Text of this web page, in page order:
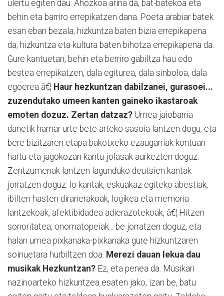
ulertu egiten dau. Ahozkoa arina da, bat-batekoa eta
behin eta barriro errepikatzen dana. Poeta arabiar batek
esan eban bezala, hizkuntza baten bizia errepikapena
da; hizkuntza eta kultura baten bihotza errepikapena da.
Gure kantuetan, behin eta berriro gabiltza hau edo
bestea errepikatzen, dala egiturea, dala sinboloa, dala
egoerea â€¦ Haur hezkuntzan dabilzanei, gurasoei...
zuzendutako umeen kanten gaineko ikastaroak
emoten dozuz. Zertan datzaz? Umea jaiobarria
danetik hamar urte bete arteko sasoia lantzen dogu, eta
bere bizitzaren etapa bakotxeko ezaugarriak kontuan
hartu eta jagokozan kantu-jolasak aurkezten doguz.
Zentzumenak lantzen lagunduko deutsien kantak
jorratzen doguz: lo kantak, eskuakaz egiteko abestiak,
ibilten hasten diranerakoak, logikea eta memoria
lantzekoak, afektibidadea adierazotekoak, â€¦ Hitzen
sonoritatea, onomatopeiak... be jorratzen doguz, eta
halan umea pixkanaka-pixkanaka gure hizkuntzaren
soinuetara hurbiltzen doa. Merezi dauan lekua dau
musikak Hezkuntzan? Ez, eta penea da. Musikari
nazinoarteko hizkuntzea esaten jako, izan be, batu